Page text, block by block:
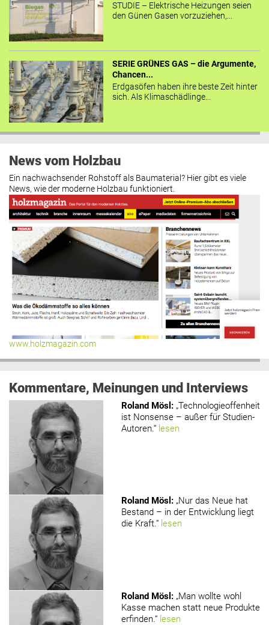
STUDIE – Elektrische Heizungen seien
den Günen Gasen vorzuziehen,...
SERIE GRÜNES GAS – die Argumente,
Chancen...
Erdgasöfen haben ihre beste Zeit hinter
sich. Als Klimaschädlinge...
News vom Holzbau
Ein nachwachsender Rohstoff als Baumaterial? Hier gibt es viele
News, wie der moderne Holzbau funktioniert.
www.holzmagazin.com
Kommentare, Meinungen und Interviews
Roland Mösl : „Technologieoffenheit
ist Nonsense – außer für Studien-
Autoren.“ lesen
Roland Mösl : „Nur das Neue hat
Bestand – in der Entwicklung liegt
die Kraft.“ lesen
Roland Mösl : „Man wollte wohl
Kasse machen statt neue Produkte
erfinden.“ lesen